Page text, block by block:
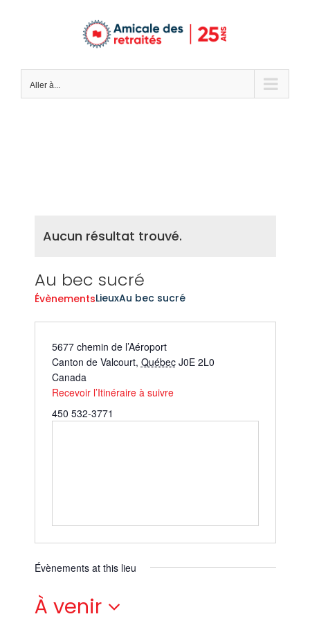
Aller à...
Aucun résultat trouvé.
Au bec sucré
ÉvènementsLieuxAu bec sucré
5677 chemin de l’Aéroport
Canton de Valcourt, Québec J0E 2L0
Canada
Recevoir l’Itinéraire à suivre
450 532-3771
Évènements at this lieu
À venir